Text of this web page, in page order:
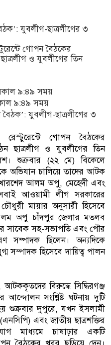
যুবলীগ-ছাত্রলীগের ৩
গোপন বৈঠকের
ও যুবলীগের তিন
৯:৪৯ সময়
৯:৪৯ সময়
রেস্টুরেন্টে গোপন বৈঠকের
ছাত্রলীগ ও যুবলীগের তিন
শুক্রবার (২২ মে) বিকেলে
অভিযান চালিয়ে তাদের আটক
আলম অপু, মেহেদী এবং
আওয়ামী লীগ সরকারের
মায়ার অনুসারী হিসেবে
অপু চাঁদপুর জেলার মতলব
সাবেক সহ-সভাপতি এবং পৌর
সম্পাদক ছিলেন। অন্যদিকে
সম্পাদক হিসেবে দায়িত্ব পালন
আটককৃতদের বিরুদ্ধে সিদ্ধিরগঞ্জ
আন্দোলন সংশ্লিষ্ট ঘটনায় দুটি
শুক্রবার দুপুরে, যখন ইসলামী
এবং জাতীয় ছাত্রশক্তির
মাধ্যমে চাষাঢ়ার একটি